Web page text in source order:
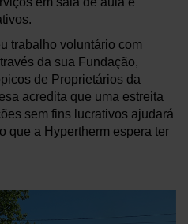
trabalho voluntário com
da sua Fundação,
de Proprietários da
acredita que uma estreita
sem fins lucrativos ajudará
que a Hypertherm espera ter